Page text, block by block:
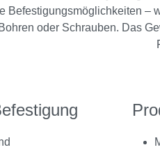
Befestigungsmöglichkeiten –
oder Schrauben. Das